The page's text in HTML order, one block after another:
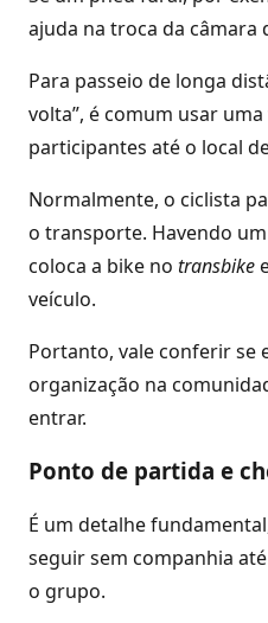
ajuda na troca da câmara
Para passeio de longa
volta”, é comum usar
participantes até o local
Normalmente, o ciclista
o transporte. Havendo
coloca a bike no transbike
veículo.
Portanto, vale conferir se
organização na
entrar.
Ponto de partida e
É um detalhe
seguir sem companhia
o grupo.